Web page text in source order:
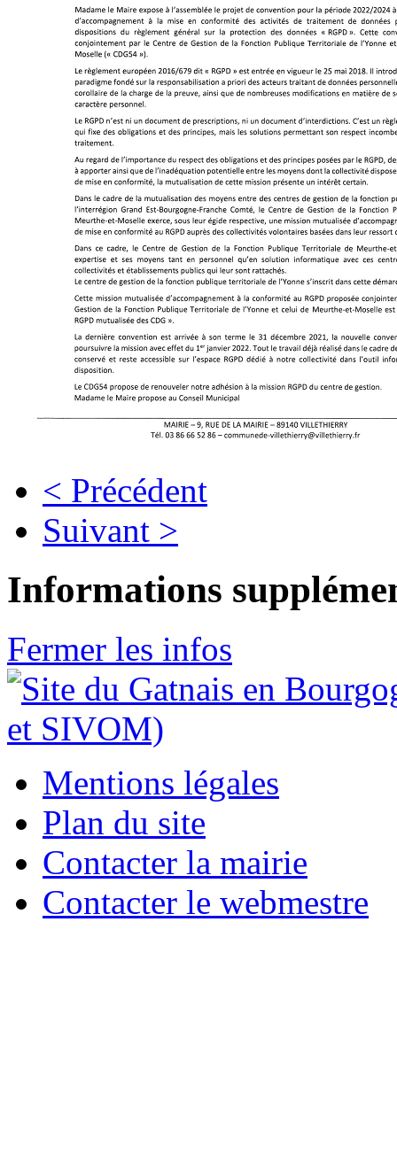
< Précédent
Suivant >
Informations
Fermer les infos
Mentions légales
Plan du site
Contacter la mairie
Contacter le webmestre